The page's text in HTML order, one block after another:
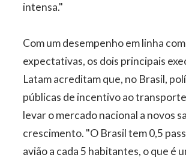
intensa."
Com um desempenho em linha
expectativas, os dois principais
Latam acreditam que, no Brasil,
públicas de incentivo ao
levar o mercado nacional a novos
crescimento. "O Brasil tem 0,5
avião a cada 5 habitantes, o que é